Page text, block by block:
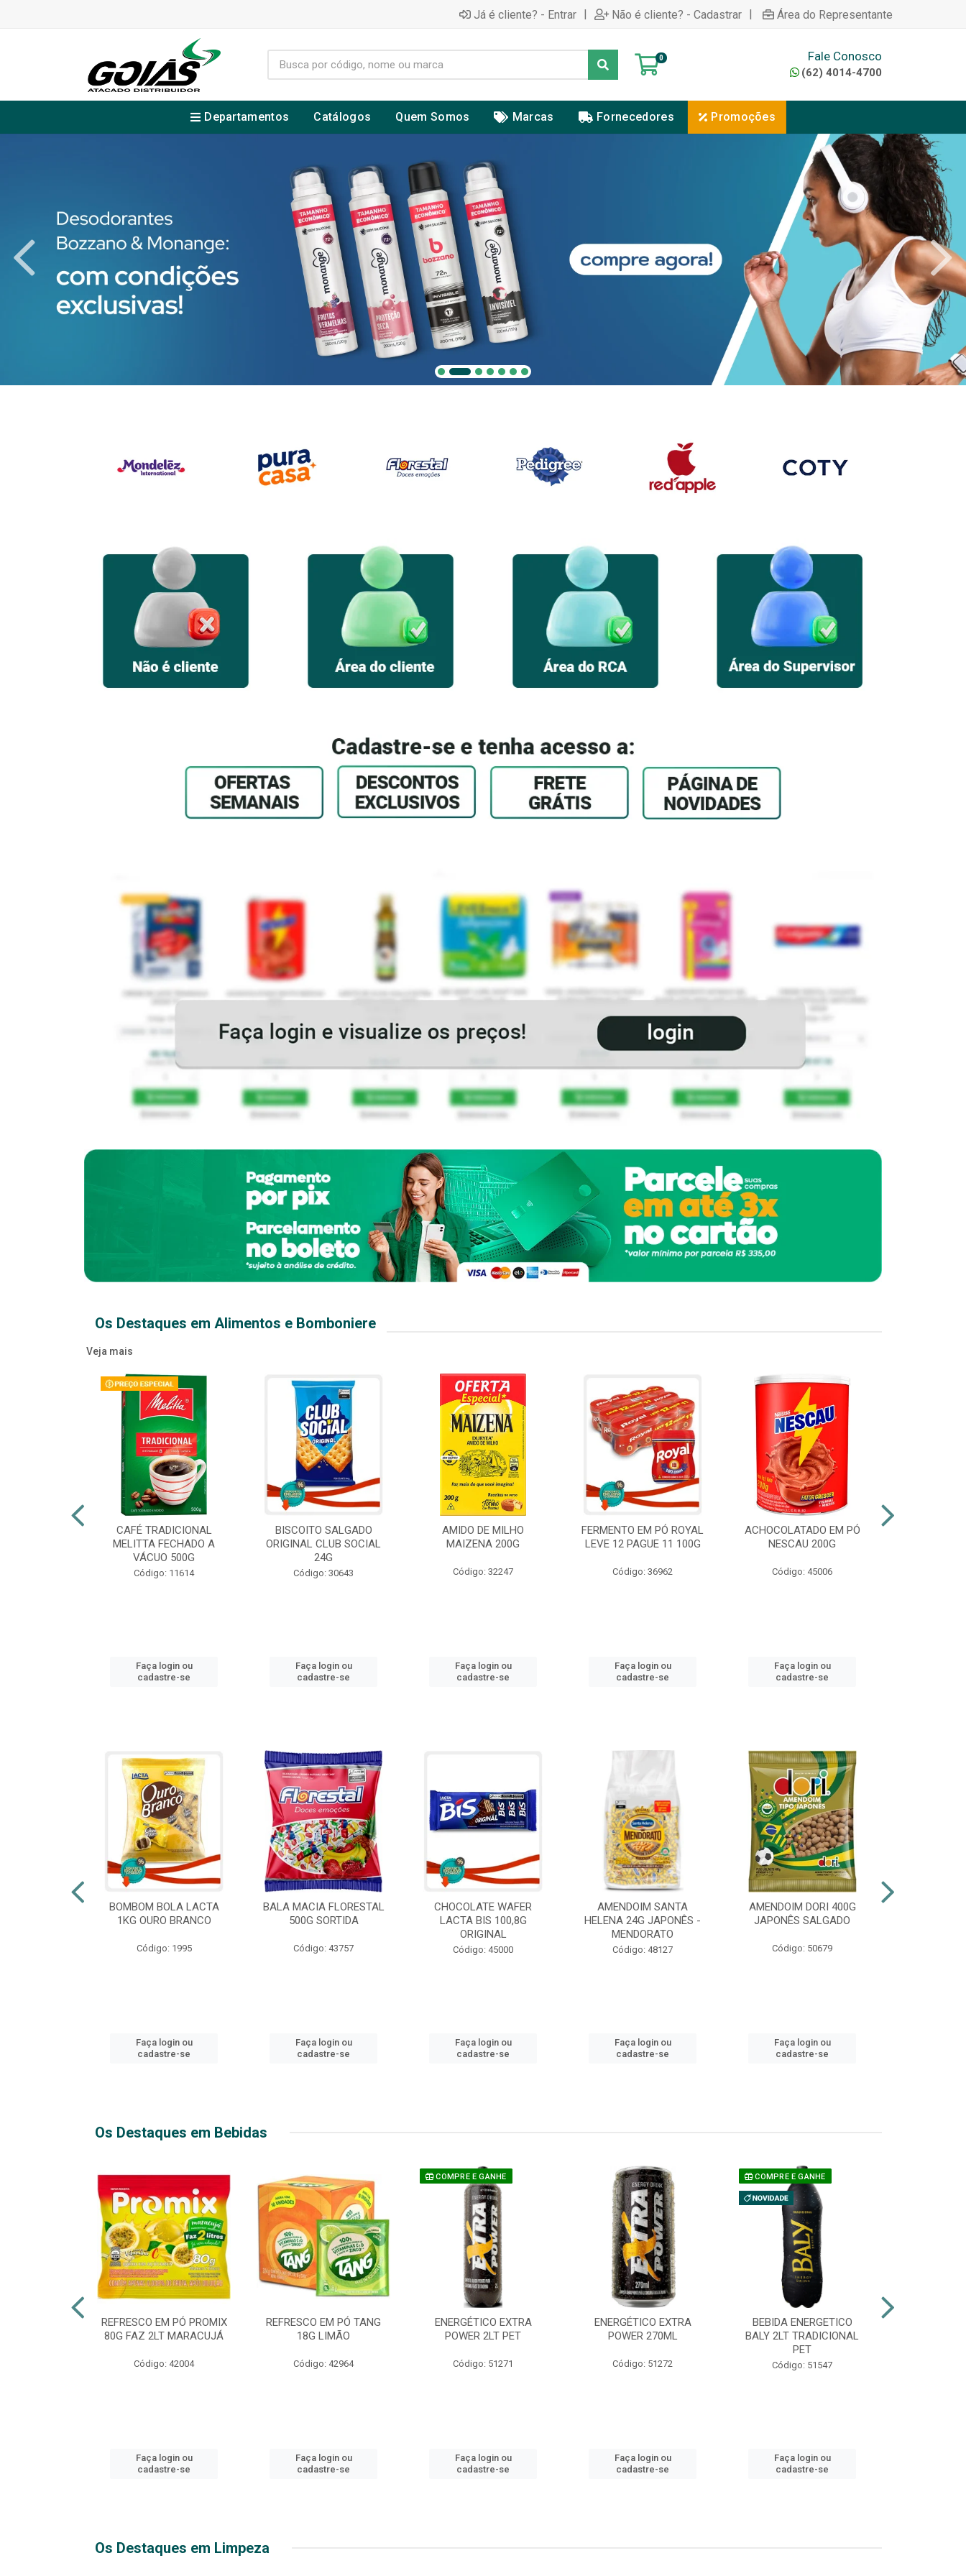
Já é cliente? - Entrar | Não é cliente? - Cadastrar | Área do Representante
0 Fale Conosco
(62) 4014-4700
Departamentos Catálogos Quem Somos Marcas Fornecedores Promoções
Os Destaques em Alimentos e Bomboniere
Veja mais
CAFÉ TRADICIONAL
MELITTA FECHADO A
VÁCUO 500G
Código: 11614
Faça login ou
cadastre-se
BISCOITO SALGADO
ORIGINAL CLUB SOCIAL
24G
Código: 30643
Faça login ou
cadastre-se
AMIDO DE MILHO
MAIZENA 200G
Código: 32247
Faça login ou
cadastre-se
FERMENTO EM PÓ ROYAL
LEVE 12 PAGUE 11 100G
Código: 36962
Faça login ou
cadastre-se
ACHOCOLATADO EM PÓ
NESCAU 200G
Código: 45006
Faça login ou
cadastre-se
BOMBOM BOLA LACTA
1KG OURO BRANCO
Código: 1995
Faça login ou
cadastre-se
BALA MACIA FLORESTAL
500G SORTIDA
Código: 43757
Faça login ou
cadastre-se
CHOCOLATE WAFER
LACTA BIS 100,8G
ORIGINAL
Código: 45000
Faça login ou
cadastre-se
AMENDOIM SANTA
HELENA 24G JAPONÊS -
MENDORATO
Código: 48127
Faça login ou
cadastre-se
AMENDOIM DORI 400G
JAPONÊS SALGADO
Código: 50679
Faça login ou
cadastre-se
Os Destaques em Bebidas
REFRESCO EM PÓ PROMIX
80G FAZ 2LT MARACUJÁ
Código: 42004
Faça login ou
cadastre-se
REFRESCO EM PÓ TANG
18G LIMÃO
Código: 42964
Faça login ou
cadastre-se
COMPRE E GANHE
ENERGÉTICO EXTRA
POWER 2LT PET
Código: 51271
Faça login ou
cadastre-se
ENERGÉTICO EXTRA
POWER 270ML
Código: 51272
Faça login ou
cadastre-se
COMPRE E GANHE
BEBIDA ENERGETICO
BALY 2LT TRADICIONAL
PET
Código: 51547
Faça login ou
cadastre-se
Os Destaques em Limpeza